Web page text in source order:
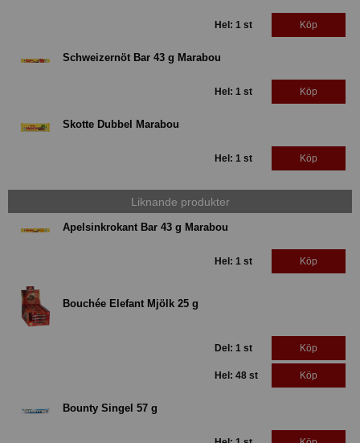
Hel: 1 st Köp
Schweizernöt Bar 43 g Marabou
Hel: 1 st Köp
Skotte Dubbel Marabou
Hel: 1 st Köp
Liknande produkter
Apelsinkrokant Bar 43 g Marabou
Hel: 1 st Köp
Bouchée Elefant Mjölk 25 g
Del: 1 st Köp
Hel: 48 st Köp
Bounty Singel 57 g